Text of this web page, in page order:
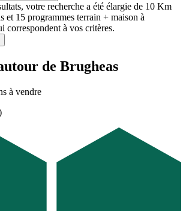
votre recherche a été élargie de 10 Km
et 15 programmes terrain + maison à
correspondent à vos critères.
de Brugheas
à vendre